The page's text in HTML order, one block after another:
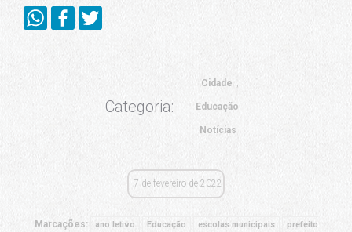
Categoria:
Cidade
Educação
Notícias
7 de fevereiro de 2022
Marcações: ano letivo Educação escolas municipais
prefeito